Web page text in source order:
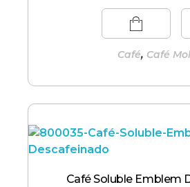
Café, Café
Café Soluble Emblem